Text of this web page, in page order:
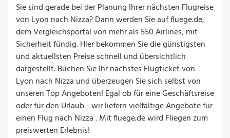
Sie sind gerade bei der Planung Ihrer nächsten Flugreise
von Lyon nach Nizza? Dann werden Sie auf fluege.de,
dem Vergleichsportal von mehr als 550 Airlines, mit
Sicherheit fündig. Hier bekommen Sie die günstigsten
und aktuellsten Preise schnell und übersichtlich
dargestellt. Buchen Sie Ihr nächstes Flugticket von
Lyon nach Nizza und überzeugen Sie sich selbst von
unseren Top Angeboten! Egal ob für eine Geschäftsreise
oder für den Urlaub - wir liefern vielfältige Angebote für
einen Flug nach Nizza . Mit fluege.de wird Fliegen zum
preiswerten Erlebnis!